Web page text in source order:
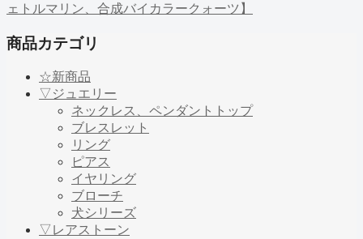
ェトルマリン、合成バイカラークォーツ】
商品カテゴリ
☆新商品
▽ジュエリー
ネックレス、ペンダントトップ
ブレスレット
リング
ピアス
イヤリング
ブローチ
犬シリーズ
▽レアストーン